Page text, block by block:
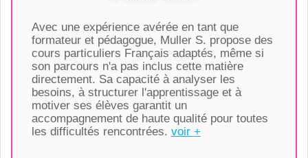
Avec une expérience avérée en tant que
formateur et pédagogue, Muller S. propose des
cours particuliers Français adaptés, même si
son parcours n'a pas inclus cette matière
directement. Sa capacité à analyser les
besoins, à structurer l'apprentissage et à
motiver ses élèves garantit un
accompagnement de haute qualité pour toutes
les difficultés rencontrées. voir +